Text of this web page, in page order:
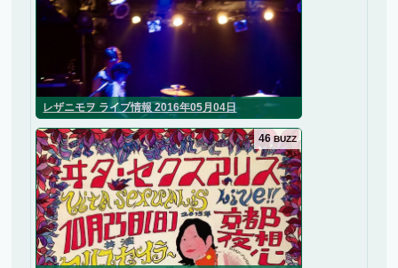
レザニモヲ ライブ情報 2016年05月04日
46 BUZZ